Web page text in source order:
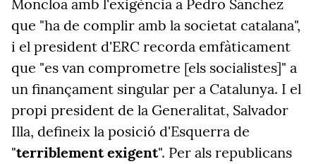
Moncloa amb l'exigència a Pedro Sánchez
que "ha de complir amb la societat catalana",
i el president d'ERC recorda emfàticament
que "es van comprometre [els socialistes]" a
un finançament singular per a Catalunya. I el
propi president de la Generalitat, Salvador
Illa, defineix la posició d'Esquerra de
"terriblement exigent". Per als republicans